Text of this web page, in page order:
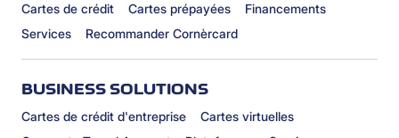
Cartes de crédit Cartes prépayées
Financements
Services
Recommander Cornèrcard
BUSINESS SOLUTIONS
Cartes de crédit d'entreprise
Cartes virtuelles